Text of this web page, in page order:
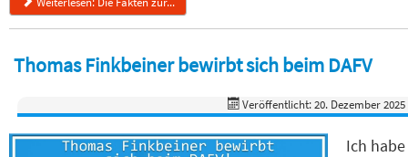
Thomas Finkbeiner bewirbt sich beim DAFV
Veröffentlicht: 20. Dezember 2025
Ich habe